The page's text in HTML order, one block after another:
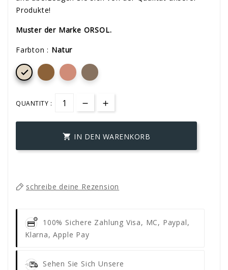
Produkte!
Muster der Marke ORSOL.
Farbton : Natur

QUANTITY :
 IN DEN WARENKORB
schreibe deine Rezension
100% Sichere Zahlung Visa, MC, Paypal,
Klarna, Apple Pay
Sehen Sie Sich Unsere